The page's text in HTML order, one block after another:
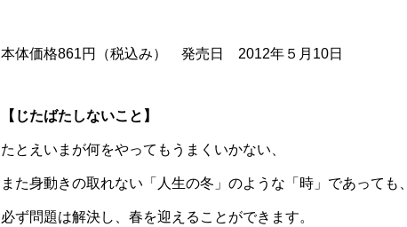
本体価格861円（税込み） 発売日 2012年５月10日
【じたばたしないこと】
たとえいまが何をやってもうまくいかない、
また身動きの取れない「人生の冬」のような「時」であっても、
必ず問題は解決し、春を迎えることができます。